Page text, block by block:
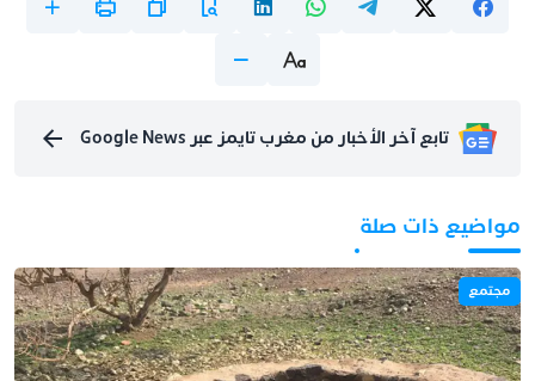
تابع آخر الأخبار من مغرب تايمز عبر Google News
مواضيع ذات صلة
مجتمع